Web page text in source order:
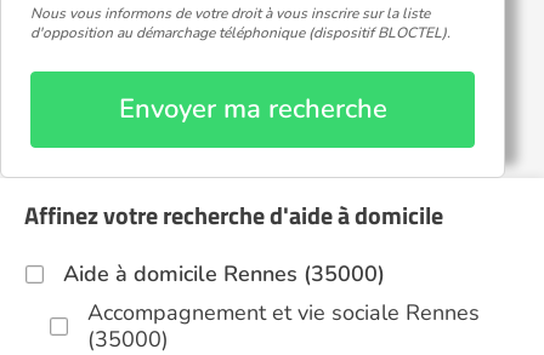
Nous vous informons de votre droit à vous inscrire sur la liste
d'opposition au démarchage téléphonique (dispositif BLOCTEL).
Envoyer ma recherche
Affinez votre recherche d'aide à domicile
Aide à domicile Rennes (35000)
Accompagnement et vie sociale Rennes
(35000)